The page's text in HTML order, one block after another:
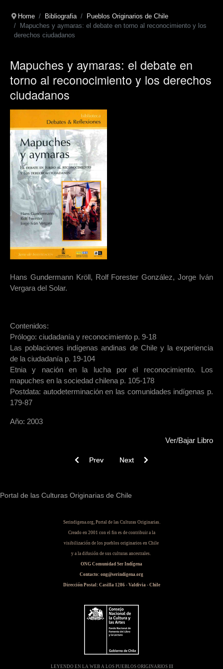
Home Bibliografia
Pueblos Originarios de Chile
Mapuches y aymaras: el debate en torno al reconocimiento y los
derechos ciudadanos
Mapuches y aymaras: el debate en
torno al reconocimiento y los derechos
ciudadanos
Hans Gundermann Kröll, Rolf Forester González, Jorge Iván
Vergara del Solar.
Contenidos:
Prólogo: ciudadanía y reconocimiento p. 9-18
Las poblaciones indígenas andinas de Chile y la experiencia
de la ciudadanía p. 19-104
Etnia y nación en la lucha por el reconocimiento. Los
mapuches en la sociedad chilena p. 105-178
Postdata: autodeterminación en las comunidades indígenas p.
179-87
Año: 2003
Ver/Bajar Libro
Previous article: Memoria olvidada : historia de
Prev Next article: Aborígenes
Next
Portal de las Culturas Originarias de Chile
Serindigena.org, Portal de las Culturas Originarias.
Creado en 2001 con el fin es de contribuir a la
visibilización de los pueblos originarios en Chile
y a la difusión de sus culturas ancestrales.
ONG Comunidad Ser Indígena
Contacto: ong@serindigena.org
Dirección Postal: Casilla 1286 - Valdivia - Chile
LEYENDO EN LA WEB A LOS PUEBLOS ORIGINARIOS III